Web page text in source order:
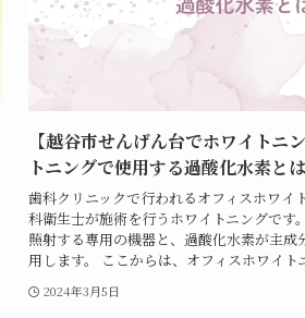
【越谷市せんげん台でホワイトニ
トニングで使用する過酸化水素と
歯科クリニックで行われるオフィスホワイ
科衛生士が施術を行うホワイトニングです
照射する専用の機器と、過酸化水素が主成
用します。 ここからは、オフィスホワイト
2024年3月5日